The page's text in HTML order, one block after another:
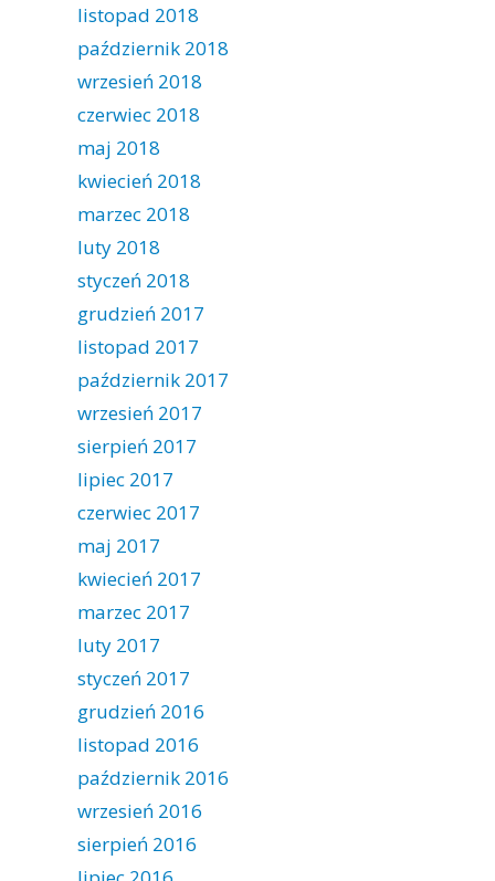
listopad 2018
październik 2018
wrzesień 2018
czerwiec 2018
maj 2018
kwiecień 2018
marzec 2018
luty 2018
styczeń 2018
grudzień 2017
listopad 2017
październik 2017
wrzesień 2017
sierpień 2017
lipiec 2017
czerwiec 2017
maj 2017
kwiecień 2017
marzec 2017
luty 2017
styczeń 2017
grudzień 2016
listopad 2016
październik 2016
wrzesień 2016
sierpień 2016